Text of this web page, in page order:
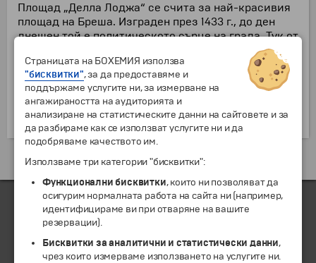
Площад „Делла Лоджа“ се счита за най-красивия
площад на Бреша. Изграден през 1433 г., до ден
днешен той е политическото сърце на града. Тук от
края на 15.-ти век се намира т. нар. Палацо делла
Лоджа – общинския дворец, чиято реализация се
дължи на от тази епоха архитект Андреа Паладио.
Фронтално се издига часовниковата кула с двете
отляти от бронз фигури –символ
венецианското управление в града.
Екскурзии и почивки до Италия »
Страницата на БОХЕМИЯ използва
"бисквитки", за да предоставяме и
поддържаме услугите ни, за измерване на
ангажираността на аудиторията и
анализиране на статистическите данни на сайтовете и за
да разбираме как се използват услугите ни и да
подобряваме качеството им.
Използваме три категории "бисквитки":
Функционални бисквитки, които ни позволяват да
осигурим нормалната работа на сайта ни (например,
идентифицираме ви при отваряне на вашите
резервации).
Бисквитки за аналитични и статистически данни,
чрез които измерваме използването на услугите ни.